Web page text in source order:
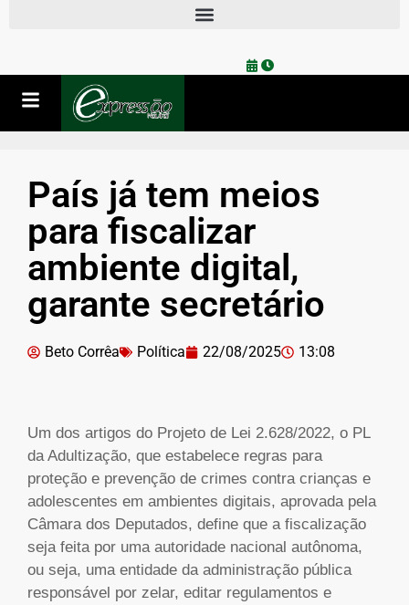
País já tem meios
para fiscalizar
ambiente digital,
garante secretário
Beto Corrêa Política 22/08/2025 13:08
Um dos artigos do Projeto de Lei 2.628/2022, o PL
da Adultização, que estabelece regras para
proteção e prevenção de crimes contra crianças e
adolescentes em ambientes digitais, aprovada pela
Câmara dos Deputados, define que a fiscalização
seja feita por uma autoridade nacional autônoma,
ou seja, uma entidade da administração pública
responsável por zelar, editar regulamentos e